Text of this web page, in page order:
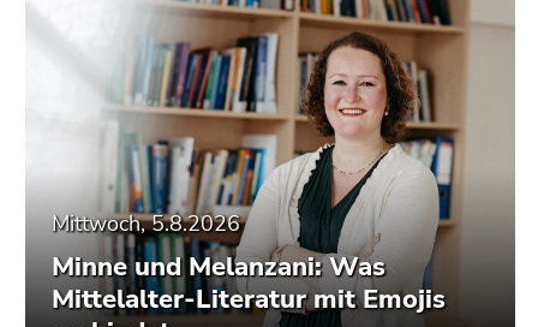
Mittwoch, 5.8.2026
Minne und Melanzani: Was
Mittelalter-Literatur mit Emojis